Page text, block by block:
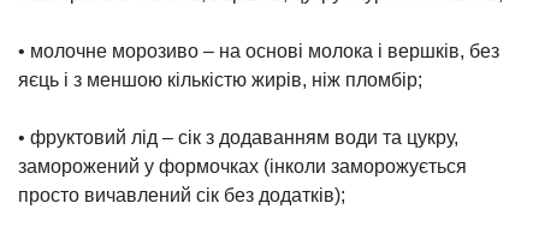
• молочне морозиво – на основі молока і вершків, без
яєць і з меншою кількістю жирів, ніж пломбір;
• фруктовий лід – сік з додаванням води та цукру,
заморожений у формочках (інколи заморожується
просто вичавлений сік без додатків);